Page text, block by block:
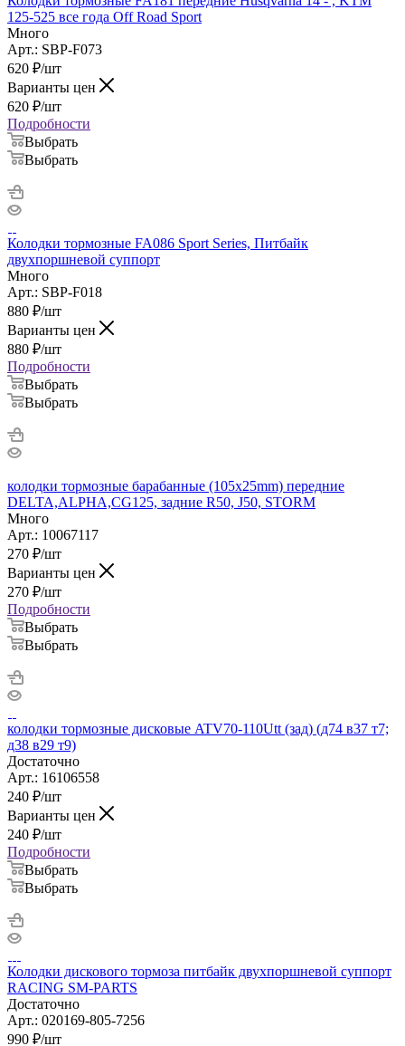
125-525 все года Off Road Sport
Много
Арт.: SBP-F073
620 ₽/шт
Варианты цен
620 ₽/шт
Подробности
Выбрать
Выбрать
Колодки тормозные FA086 Sport Series, Питбайк
двухпоршневой суппорт
Много
Арт.: SBP-F018
880 ₽/шт
Варианты цен
880 ₽/шт
Подробности
Выбрать
Выбрать
колодки тормозные барабанные (105x25mm) передние
DELTA,ALPHA,CG125, задние R50, J50, STORM
Много
Арт.: 10067117
270 ₽/шт
Варианты цен
270 ₽/шт
Подробности
Выбрать
Выбрать
колодки тормозные дисковые ATV70-110Utt (зад) (д74 в37 т7;
д38 в29 т9)
Достаточно
Арт.: 16106558
240 ₽/шт
Варианты цен
240 ₽/шт
Подробности
Выбрать
Выбрать
Колодки дискового тормоза питбайк двухпоршневой суппорт
RACING SM-PARTS
Достаточно
Арт.: 020169-805-7256
990 ₽/шт